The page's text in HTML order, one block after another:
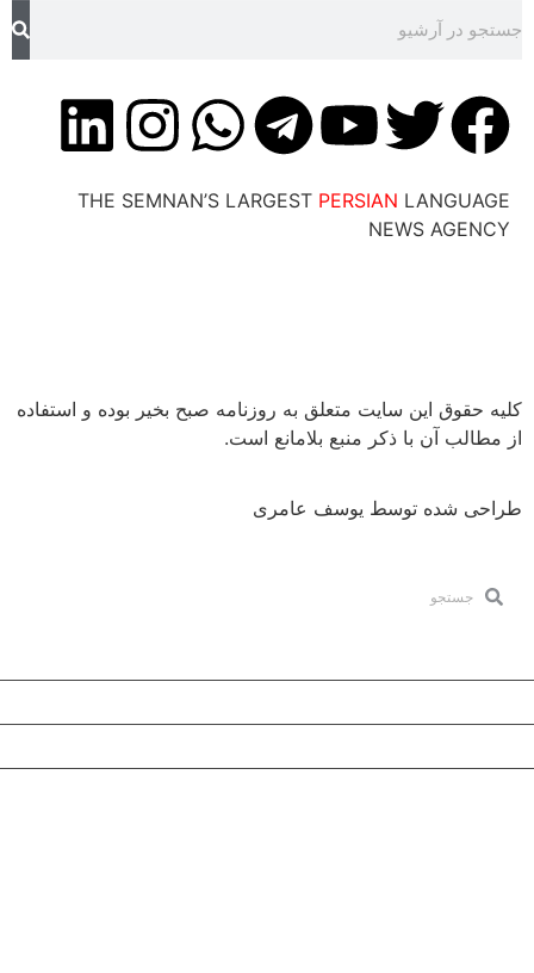
THE SEMNAN’S LARGESTPERSIAN
NEWS
این سایت متعلق به روزنامه صبح بخیر بوده و استفاده
آن با ذکر منبع بلامانع است.
توسط یوسف عامری